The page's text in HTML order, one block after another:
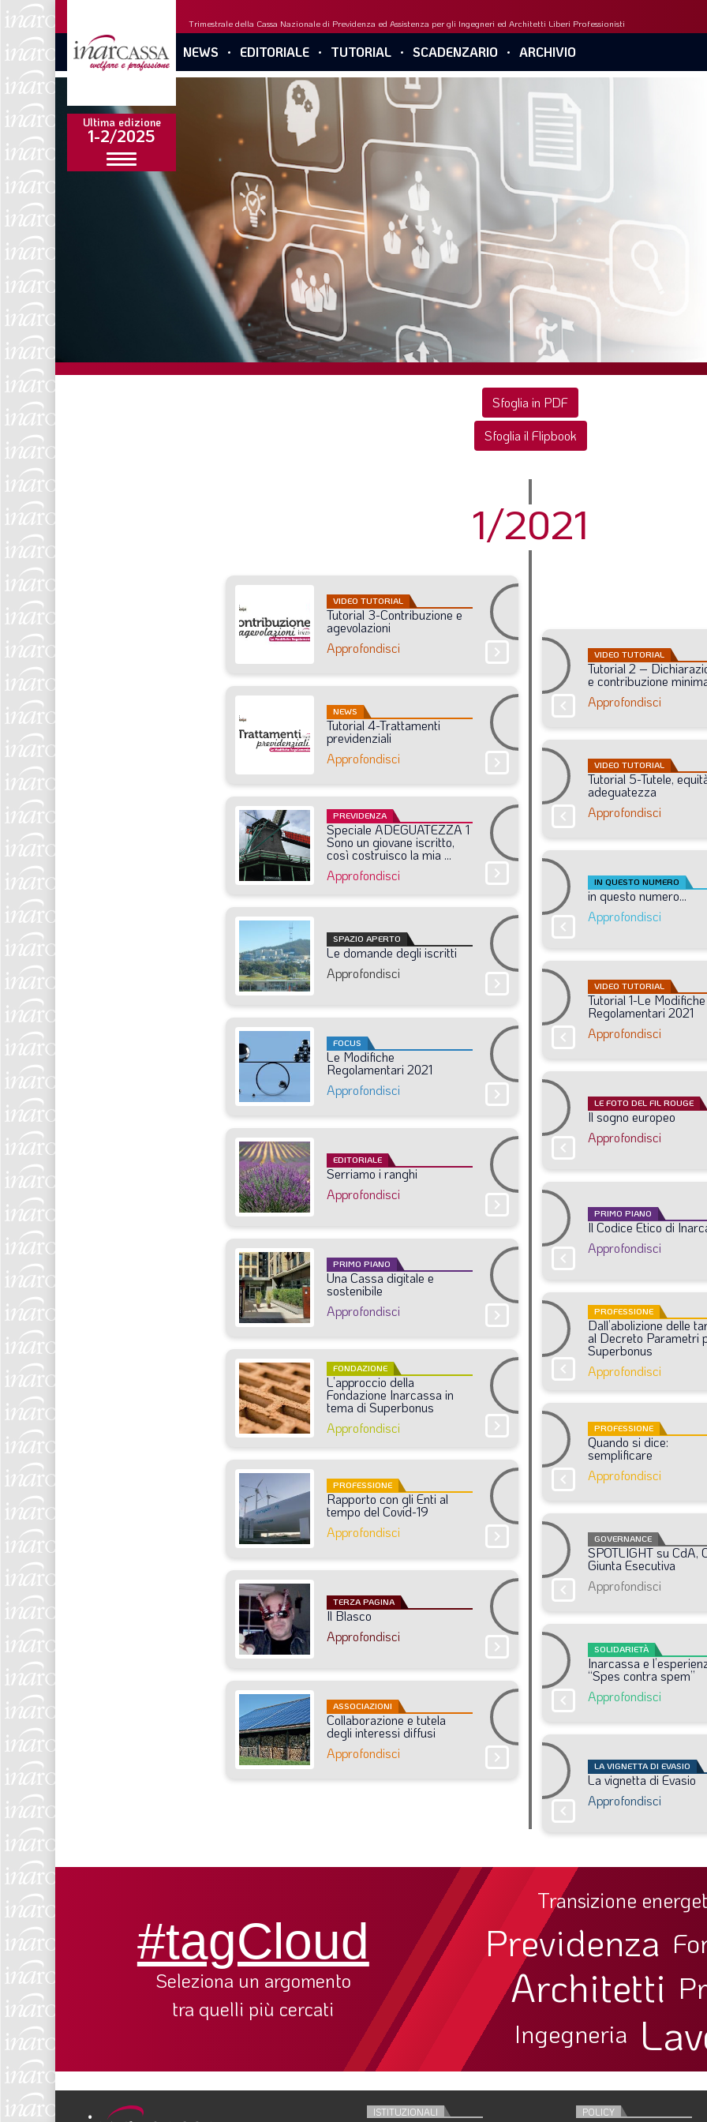
Ultima edizione
1-2/2025
Trimestrale della Cassa Nazionale di Previdenza ed Assistenza per gli Ingegneri ed Architetti Liberi Professionisti
NEWS EDITORIALE TUTORIAL SCADENZARIO ARCHIVIO
Sfoglia in PDF
Sfoglia il Flipbook
1/2021
VIDEO TUTORIAL
Tutorial3-Contribuzionee
agevolazioni
Approfondisci
chevron_right VIDEO TUTORIAL
Tutorial2–
e contribuzione
Approfondisci
chevron_right
NEWS
Tutorial4-Trattamenti
previdenziali
Approfondisci
chevron_right VIDEO TUTORIAL
Tutorial5-Tutele,
adeguatezza
Approfondisci
chevron_right
PREVIDENZA
SpecialeADEGUATEZZA1
Sono un giovane iscritto,
così costruisco la mia ...
Approfondisci
chevron_right IN QUESTO NUMERO
inquestonumero...
Approfondisci
chevron_right
SPAZIO APERTO
Ledomandedegliiscritti
Approfondisci
chevron_right VIDEO TUTORIAL
Tutorial1-LeModifiche
Regolamentari 2021
Approfondisci
chevron_right
FOCUS
LeModifiche
Regolamentari 2021
Approfondisci
chevron_right LE FOTO DEL FIL ROUGE
Ilsognoeuropeo
Approfondisci
chevron_right
EDITORIALE
Serriamoiranghi
Approfondisci
chevron_right PRIMO PIANO
IlCodiceEticodi
Approfondisci
chevron_right
PRIMO PIANO
UnaCassadigitalee
sostenibile
Approfondisci
chevron_right PROFESSIONE
Dall’abolizionedelle
al Decreto Parametri
Superbonus
Approfondisci
chevron_right
FONDAZIONE
L’approcciodella
Fondazione Inarcassa in
tema di Superbonus
Approfondisci
chevron_right PROFESSIONE
Quandosidice:
semplificare
Approfondisci
chevron_right
PROFESSIONE
RapportocongliEntial
tempo del Covid-19
Approfondisci
chevron_right GOVERNANCE
SPOTLIGHTsuCdA,
Giunta Esecutiva
Approfondisci
chevron_right
TERZA PAGINA
IlBlasco
Approfondisci
chevron_right SOLIDARIETÀ
Inarcassae
“Spes contra spem”
Approfondisci
chevron_right
ASSOCIAZIONI
Collaborazioneetutela
degli interessi diffusi
Approfondisci
chevron_right LA VIGNETTA DI EVASIO
LavignettadiEvasio
Approfondisci
chevron_right
#tagCloud
Seleziona un argomento
tra quelli più cercati
Transizione
Previdenza
Architetti
Ingegneria
ISTITUZIONALI POLICY